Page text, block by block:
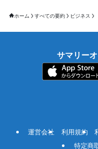
ホーム すべての要約 ビジネス
サマリー
運営会社 利用規約
特定商